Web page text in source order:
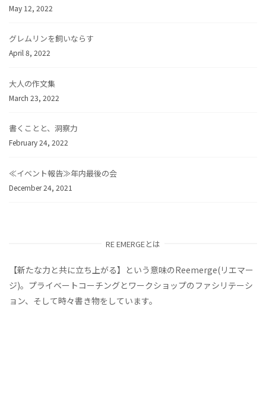
May 12, 2022
グレムリンを飼いならす
April 8, 2022
大人の作文集
March 23, 2022
書くことと、洞察力
February 24, 2022
≪イベント報告≫年内最後の会
December 24, 2021
RE EMERGEとは
【新たな力と共に立ち上がる】という意味のReemerge(リエマー
ジ)。プライベートコーチングとワークショップのファシリテーシ
ョン、そして時々書き物をしています。